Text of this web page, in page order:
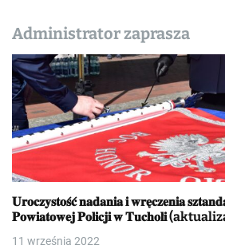
Administrator zaprasza
𝐔𝐫𝐨𝐜𝐳𝐲𝐬𝐭𝐨𝐬́𝐜́ 𝐧𝐚𝐝𝐚𝐧𝐢𝐚 𝐢 𝐰𝐫𝐞̨𝐜𝐳𝐞𝐧𝐢𝐚
𝐏𝐨𝐰𝐢𝐚𝐭𝐨𝐰𝐞𝐣 𝐏𝐨𝐥𝐢𝐜𝐣𝐢 𝐰 𝐓𝐮𝐜𝐡𝐨𝐥𝐢
11 września 2022